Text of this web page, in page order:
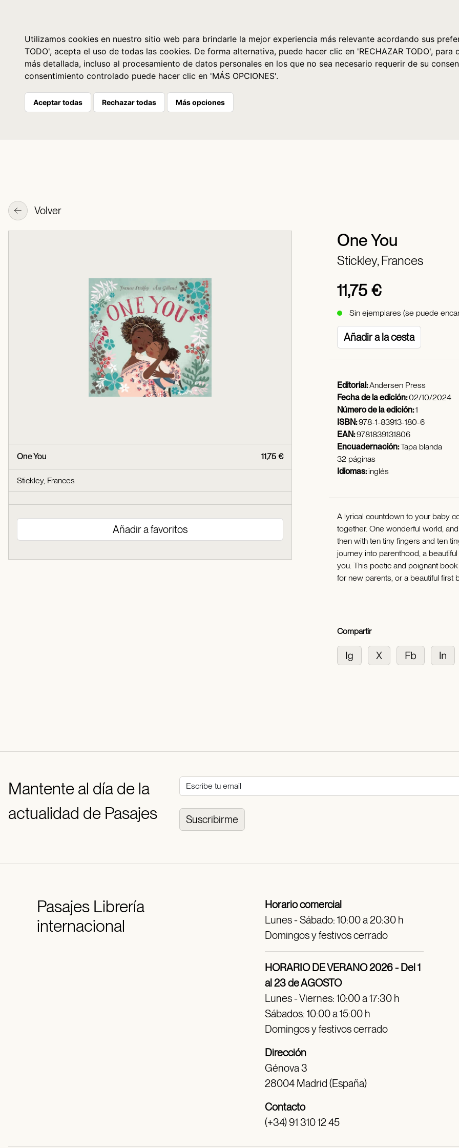
Utilizamos cookies en nuestro sitio web para brindarle la mejor experiencia más relevante acordando sus
TODO', acepta el uso de todas las cookies. De forma alternativa, puede hacer clic en 'RECHAZAR TODO',
más detallada, incluso al procesamiento de datos personales en los que no sea necesario requerir de su
consentimiento controlado puede hacer clic en 'MÁS OPCIONES'.
Aceptar todas Rechazar todas Más opciones
Volver
One You
Stickley, Frances
11,75 €
Sin ejemplares (se puede
Añadir a la cesta
11,75 €
One You
Stickley, Frances
Añadir a favoritos
Editorial:Andersen Press
Fecha de la edición:02/10/2024
Número de la edición:1
ISBN:978-1-83913-180-6
EAN:9781839131806
Encuadernación:Tapa blanda
32 páginas
Idiomas:inglés
A lyrical countdown to your baby
together. One wonderful world,
then with ten tiny fingers and ten
journey into parenthood, a
you. This poetic and poignant
for new parents, or a beautiful first
Compartir
Mantente al día de la
actualidad de Pasajes
Suscribirme
PasajesLibrería
internacional
Horario comercial
Lunes - Sábado: 10:00 a 20:30 h
Domingos y festivos cerrado
HORARIO DE VERANO 2026 - Del 1
al 23 de AGOSTO
Lunes - Viernes: 10:00 a 17:30 h
Sábados: 10:00 a 15:00 h
Domingos y festivos cerrado
Dirección
Génova 3
28004 Madrid (España)
Contacto
(+34) 91 310 12 45